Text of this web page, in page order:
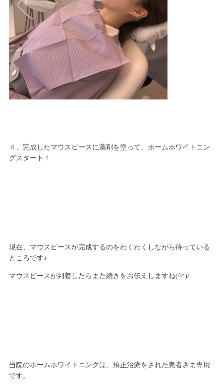
４、完成したマウスピースに薬剤を塗って、ホームホワイトニン
グスタート！
現在、マウスピースが完成するのをわくわくしながら待っている
ところです♪
マウスピースが到着したらまた続きをお伝えしますね(^^)/
当院のホームホワイトニングは、矯正治療をされた患者さま専用
です。